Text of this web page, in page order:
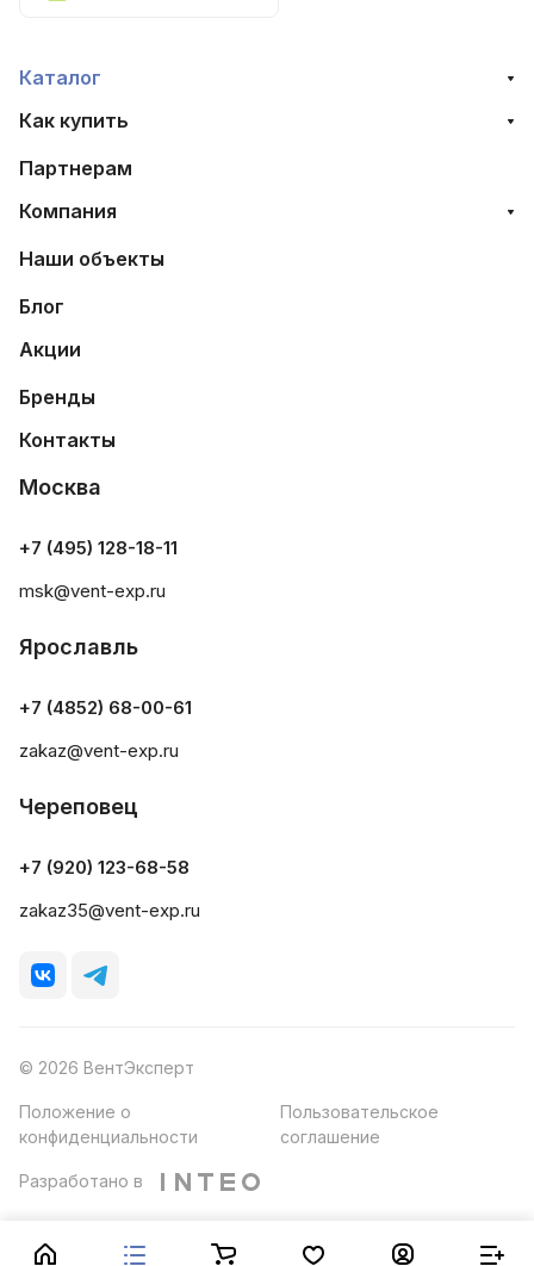
Каталог
Как купить
Партнерам
Компания
Наши объекты
Блог
Акции
Бренды
Контакты
Москва
+7 (495) 128-18-11
msk@vent-exp.ru
Ярославль
+7 (4852) 68-00-61
zakaz@vent-exp.ru
Череповец
+7 (920) 123-68-58
zakaz35@vent-exp.ru
© 2026 ВентЭксперт
Положение о
конфиденциальности
Пользовательское
соглашение
Разработано в